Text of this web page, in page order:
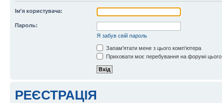
Ім'я користувача:
Пароль:
Я забув свій пароль
Запам'ятати мене з цього комп'ютера
Приховати моє перебування на форумі
РЕЄСТРАЦІЯ